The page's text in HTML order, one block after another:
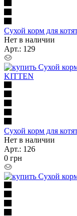
Сухой корм для
Нет в наличии
Арт.: 129
Сухой корм для
Нет в наличии
Арт.: 126
0 грн